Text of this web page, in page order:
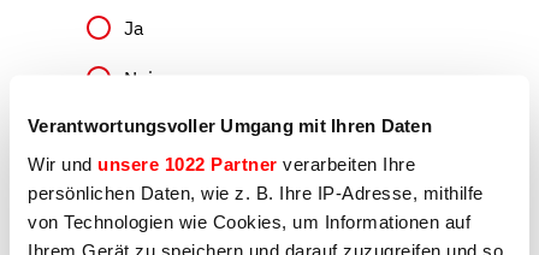
Verantwortungsvoller Umgang mit Ihren Daten
Wir und unsere 1022 Partner verarbeiten Ihre
persönlichen Daten, wie z. B. Ihre IP-Adresse, mithilfe
von Technologien wie Cookies, um Informationen auf
Ihrem Gerät zu speichern und darauf zuzugreifen und so
Ja
Nein
Absenden